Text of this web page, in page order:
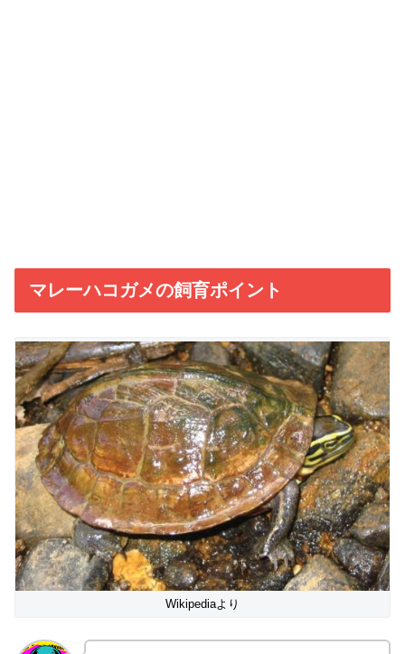
マレーハコガメの飼育ポイント
Wikipediaより